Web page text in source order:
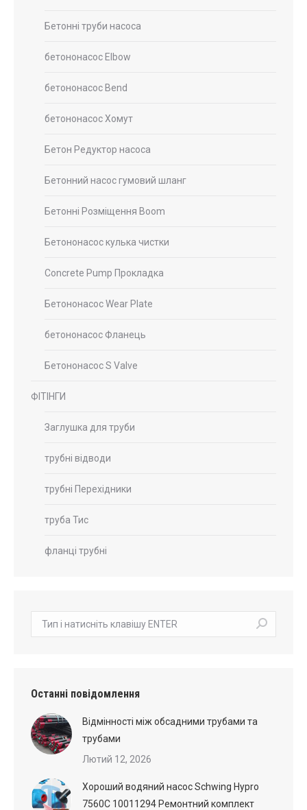
Бетонні труби насоса
бетононасос Elbow
бетононасос Bend
бетононасос Хомут
Бетон Редуктор насоса
Бетонний насос гумовий шланг
Бетонні Розміщення Boom
Бетононасос кулька чистки
Concrete Pump Прокладка
Бетононасос Wear Plate
бетононасос Фланець
Бетононасос S Valve
ФІТІНГИ
Заглушка для труби
трубні відводи
трубні Перехідники
труба Тис
фланці трубні
пошук:
Останні повідомлення
Відмінності між обсадними трубами та
трубами
Лютий 12, 2026
Хороший водяний насос Schwing Hypro
7560C 10011294 Ремонтний комплект